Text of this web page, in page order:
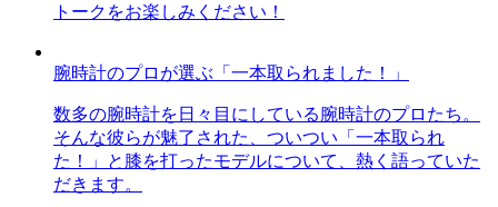
トークをお楽しみください！
腕時計のプロが選ぶ「一本取られました！」
数多の腕時計を日々目にしている腕時計のプロたち。
そんな彼らが魅了された、ついつい「一本取られ
た！」と膝を打ったモデルについて、熱く語っていた
だきます。